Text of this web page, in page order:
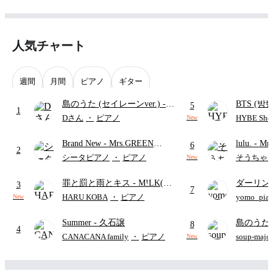
人気チャート
週間 月間 ピアノ ギター
1
島のうた (セイレーンver.) -
セイレーン(CV.鈴木みのり)
ード・ペダル付き/『映画ちい
かわ 人魚の島のひみつ』よ
Dさん ・ ピアノ
2
Brand New - Mrs.GREEN
APPLE
シータピアノ ・ ピアノ
3
New
罪と罰と雨とキス - M!LK(佐
野勇斗&吉田仁人)
HARU KOBA ・ ピアノ
4
Summer - 久石譲
CANACANA family ・ ピアノ
5
New
BTS (방
HYBE
6
New
lulu. -
そうちゃ
7
ダーリン
APPLE (
8
New
島のうた
映画ちい
soup-majo